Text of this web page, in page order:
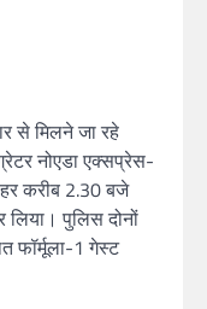
से मिलने जा रहे
नोएडा एक्सप्रेस-
करीब 2.30 बजे
पुलिस दोनों
फॉर्मूला-1 गेस्ट